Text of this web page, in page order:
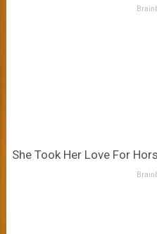
She Took Her Love For